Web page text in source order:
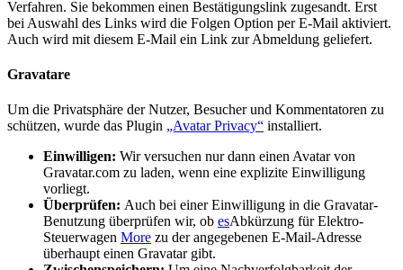
Verfahren. Sie bekommen einen Bestätigungslink zugesandt. Erst
bei Auswahl des Links wird die Folgen Option per E-Mail aktiviert.
Auch wird mit diesem E-Mail ein Link zur Abmeldung geliefert.
Gravatare
Um die Privatsphäre der Nutzer, Besucher und Kommentatoren zu
schützen, wurde das Plugin „Avatar Privacy“ installiert.
Einwilligen: Wir versuchen nur dann einen Avatar von
Gravatar.com zu laden, wenn eine explizite Einwilligung
vorliegt.
Überprüfen: Auch bei einer Einwilligung in die Gravatar-
Benutzung überprüfen wir, ob esAbkürzung für Elektro-
Steuerwagen More zu der angegebenen E-Mail-Adresse
überhaupt einen Gravatar gibt.